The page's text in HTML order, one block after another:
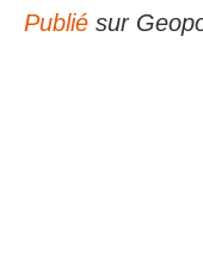
Publié sur